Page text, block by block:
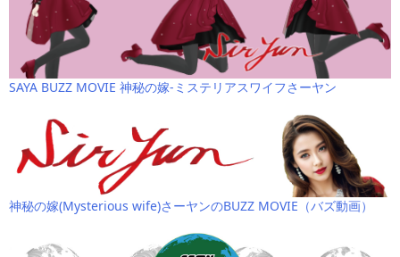
SAYA BUZZ MOVIE 神秘の嫁-ミステリアスワイフさーヤン
神秘の嫁(Mysterious wife)さーヤンのBUZZ MOVIE（バズ動画）